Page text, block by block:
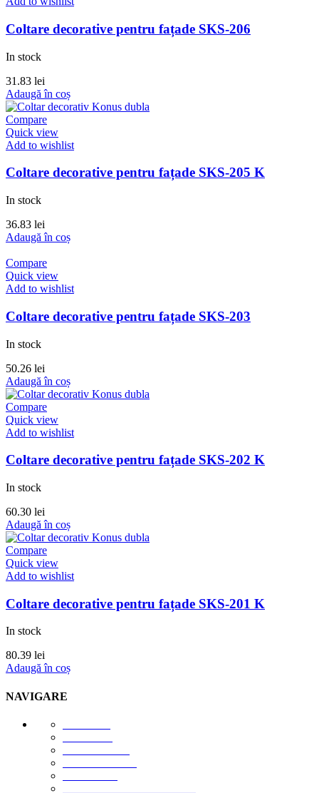
Coltare decorative pentru fațade SKS-206
In stock
31.83 lei
Adaugă în coș
Compare
Quick view
Add to wishlist
Coltare decorative pentru fațade SKS-205 K
In stock
36.83 lei
Adaugă în coș
Compare
Quick view
Add to wishlist
Coltare decorative pentru fațade SKS-203
In stock
50.26 lei
Adaugă în coș
Compare
Quick view
Add to wishlist
Coltare decorative pentru fațade SKS-202 K
In stock
60.30 lei
Adaugă în coș
Compare
Quick view
Add to wishlist
Coltare decorative pentru fațade SKS-201 K
In stock
80.39 lei
Adaugă în coș
NAVIGARE